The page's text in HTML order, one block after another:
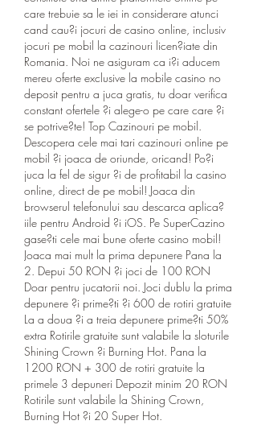
care trebuie sa le iei in considerare atunci
cand cau?i jocuri de casino online, inclusiv
jocuri pe mobil la cazinouri licen?iate din
Romania. Noi ne asiguram ca i?i aducem
mereu oferte exclusive la mobile casino no
deposit pentru a juca gratis, tu doar verifica
constant ofertele ?i alege-o pe care care ?i
se potrive?te! Top Cazinouri pe mobil.
Descopera cele mai tari cazinouri online pe
mobil ?i joaca de oriunde, oricand! Po?i
juca la fel de sigur ?i de profitabil la casino
online, direct de pe mobil! Joaca din
browserul telefonului sau descarca aplica?
iile pentru Android ?i iOS. Pe SuperCazino
gase?ti cele mai bune oferte casino mobil!
Joaca mai mult la prima depunere Pana la
2. Depui 50 RON ?i joci de 100 RON
Doar pentru jucatorii noi. Joci dublu la prima
depunere ?i prime?ti ?i 600 de rotiri gratuite
La a doua ?i a treia depunere prime?ti 50%
extra Rotirile gratuite sunt valabile la sloturile
Shining Crown ?i Burning Hot. Pana la
1200 RON + 300 de rotiri gratuite la
primele 3 depuneri Depozit minim 20 RON
Rotirile sunt valabile la Shining Crown,
Burning Hot ?i 20 Super Hot.